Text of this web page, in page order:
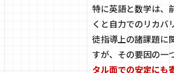
特に英語と数学は、
くと自力でのリカバ
徒指導上の諸課題に
すが、その要因の一
タル面での安定にも